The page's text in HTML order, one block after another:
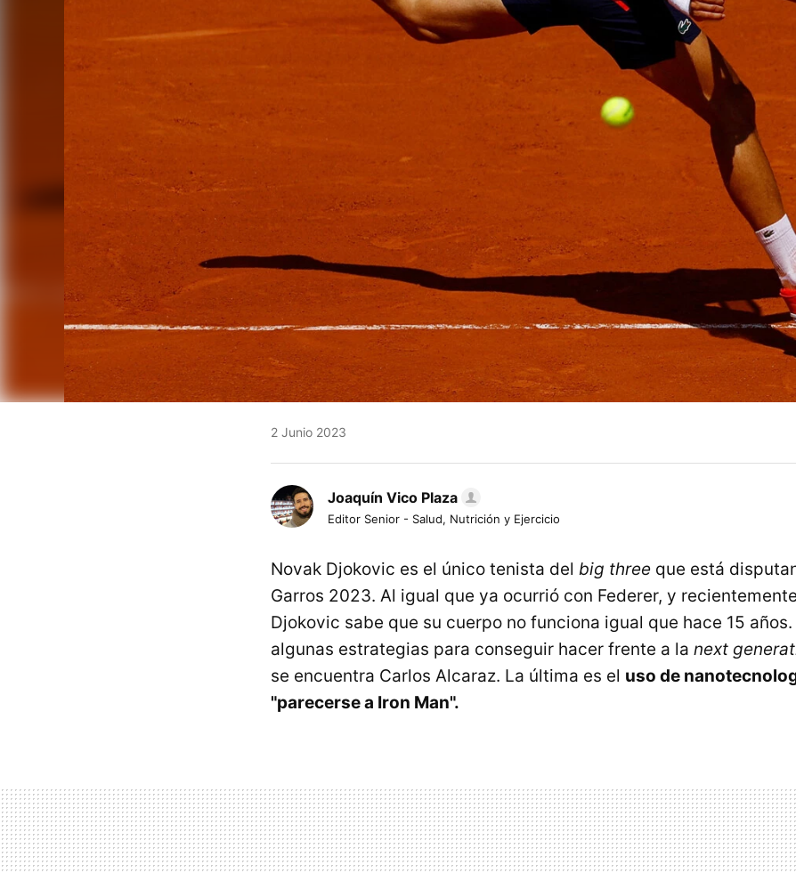
2 Junio 2023
Joaquín Vico Plaza
Editor Senior - Salud, Nutrición y Ejercicio
Novak Djokovic es el único tenista del big three que está
Garros 2023. Al igual que ya ocurrió con Federer, y
Djokovic sabe que su cuerpo no funciona igual que hace 15
algunas estrategias para conseguir hacer frente a la next
se encuentra Carlos Alcaraz. La última es el uso de
"parecerse a Iron Man".